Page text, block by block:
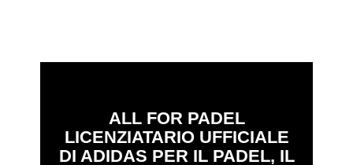
ALL FOR PADEL
LICENZIATARIO UFFICIALE
DI ADIDAS PER IL PADEL, IL